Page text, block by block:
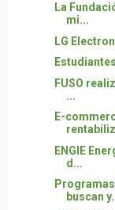
La
mi...
LG
FUSO
...
E-
ENGIE
d...
buscan